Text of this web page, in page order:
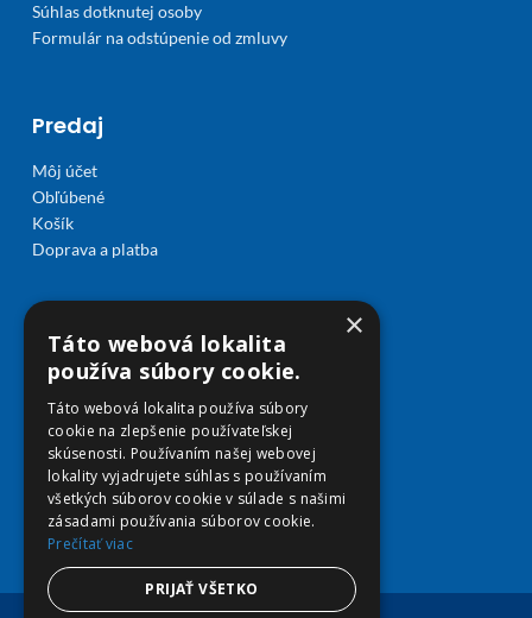
Súhlas dotknutej osoby
Formulár na odstúpenie od zmluvy
Predaj
Môj účet
Obľúbené
Košík
Doprava a platba
×
Táto webová lokalita
používa súbory cookie.
Táto webová lokalita používa súbory
cookie na zlepšenie používateľskej
skúsenosti. Používaním našej webovej
lokality vyjadrujete súhlas s používaním
všetkých súborov cookie v súlade s našimi
zásadami používania súborov cookie.
Prečítať viac
PRIJAŤ VŠETKO